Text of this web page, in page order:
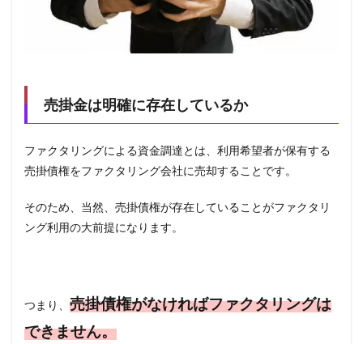
別の
依頼
ビジ
ネス
ロー
活用
する
売掛金は明確に存在しているか
ファクタリングによる資金調達とは、利用希望者が保有する
売掛債権をファクタリング会社に売却することです。
そのため、当然、売掛債権が存在していることがファクタリ
ング利用の大前提になります。
つまり、 売掛債権がなければファクタリングは
できません。